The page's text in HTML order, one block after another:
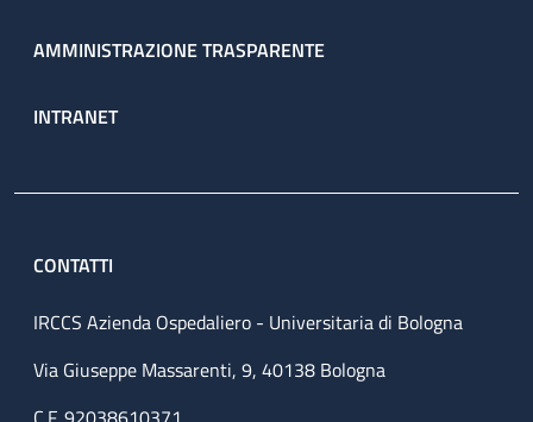
AMMINISTRAZIONE TRASPARENTE
INTRANET
CONTATTI
IRCCS Azienda Ospedaliero - Universitaria di Bologna
Via Giuseppe Massarenti, 9, 40138 Bologna